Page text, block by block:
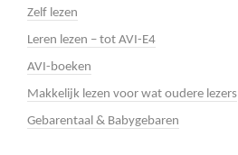
Zelf lezen
Leren lezen – tot AVI-E4
AVI-boeken
Makkelijk lezen voor wat oudere lezers
Gebarentaal & Babygebaren